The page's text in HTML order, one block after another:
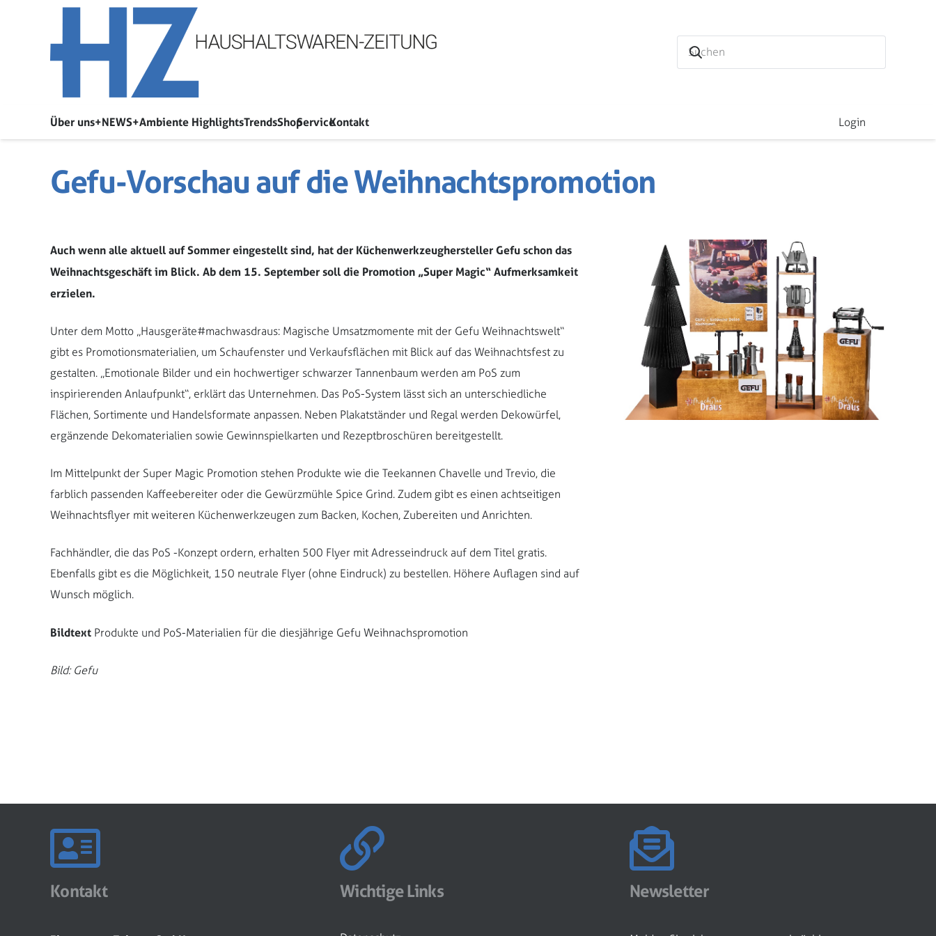
Über uns+NEWS+Ambiente HighlightsTrendsShopServiceKontakt Login
Gefu-Vorschau auf die Weihnachtspromotion
Auch wenn alle aktuell auf Sommer eingestellt sind, hat der Küchenwerkzeughersteller Gefu schon das
Weihnachtsgeschäft im Blick. Ab dem 15. September soll die Promotion „Super Magic“ Aufmerksamkeit
erzielen.
Unter dem Motto „Hausgeräte#machwasdraus: Magische Umsatzmomente mit der Gefu Weihnachtswelt“
gibt es Promotionsmaterialien, um Schaufenster und Verkaufsflächen mit Blick auf das Weihnachtsfest zu
gestalten. „Emotionale Bilder und ein hochwertiger schwarzer Tannenbaum werden am PoS zum
inspirierenden Anlaufpunkt“, erklärt das Unternehmen. Das PoS-System lässt sich an unterschiedliche
Flächen, Sortimente und Handelsformate anpassen. Neben Plakatständer und Regal werden Dekowürfel,
ergänzende Dekomaterialien sowie Gewinnspielkarten und Rezeptbroschüren bereitgestellt.
Im Mittelpunkt der Super Magic Promotion stehen Produkte wie die Teekannen Chavelle und Trevio, die
farblich passenden Kaffeebereiter oder die Gewürzmühle Spice Grind. Zudem gibt es einen achtseitigen
Weihnachtsflyer mit weiteren Küchenwerkzeugen zum Backen, Kochen, Zubereiten und Anrichten.
Fachhändler, die das PoS -Konzept ordern, erhalten 500 Flyer mit Adresseindruck auf dem Titel gratis.
Ebenfalls gibt es die Möglichkeit, 150 neutrale Flyer (ohne Eindruck) zu bestellen. Höhere Auflagen sind auf
Wunsch möglich.
Bildtext Produkte und PoS-Materialien für die diesjährige Gefu Weihnachspromotion
Bild: Gefu
Kontakt Wichtige Links Newsletter